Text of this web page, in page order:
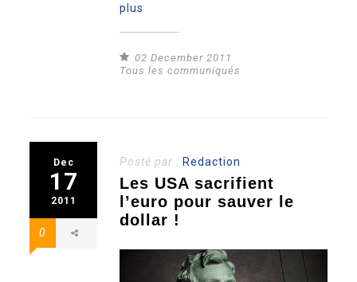
plus
02 December 2011
Tous les communiqués
Dec
17
2011
0
Posté par : Redaction
Les USA sacrifient
l’euro pour sauver le
dollar !